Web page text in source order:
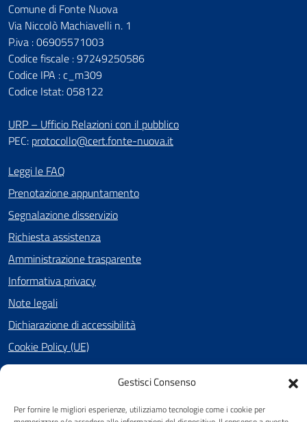
Gestisci Consenso
Per fornire le migliori esperienze, utilizziamo tecnologie come i cookie per
Comune di Fonte Nuova
Via Niccolò Machiavelli n. 1
P.iva : 06905571003
Codice fiscale : 97249250586
Codice IPA : c_m309
Codice Istat: 058122
URP – Ufficio Relazioni con il pubblico
PEC: protocollo@cert.fonte-nuova.it
Leggi le FAQ
Prenotazione appuntamento
Segnalazione disservizio
Richiesta assistenza
Amministrazione trasparente
Informativa privacy
Note legali
Dichiarazione di accessibilità
Cookie Policy (UE)